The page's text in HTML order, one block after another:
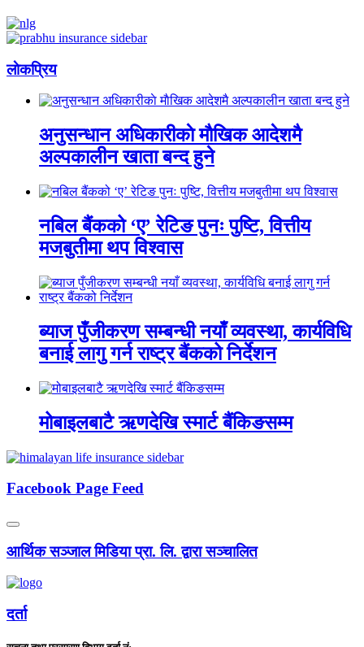
लाेकप्रिय
अनुसन्धान अधिकारीकाे माैखिक आदेशमै
अल्पकालीन खाता बन्द हुने
नबिल बैंकको ‘ए’ रेटिङ पुनः पुष्टि, वित्तीय
मजबुतीमा थप विश्वास
ब्याज पुँजीकरण सम्बन्धी नयाँ व्यवस्था, कार्यविधि
बनाई लागु गर्न राष्ट्र बैंकको निर्देशन
मोबाइलबाटै ऋणदेखि स्मार्ट बैंकिङसम्म
Facebook Page Feed
आर्थिक सञ्जाल मिडिया प्रा. लि. द्वारा सञ्चालित
दर्ता